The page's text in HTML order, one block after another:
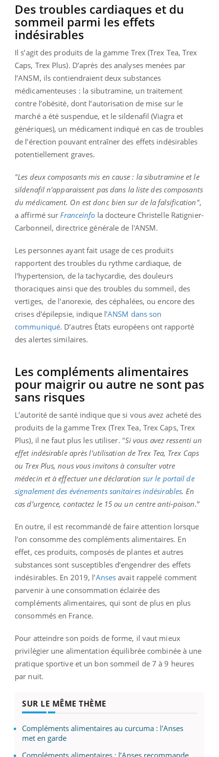
Des troubles cardiaques et du
sommeil parmi les effets
indésirables
Il s’agit des produits de la gamme Trex (Trex Tea, Trex
Caps, Trex Plus). D’après des analyses menées par
l’ANSM, ils contiendraient deux substances
médicamenteuses : la sibutramine, un traitement
contre l’obésité, dont l’autorisation de mise sur le
marché a été suspendue, et le sildenafil (Viagra et
génériques), un médicament indiqué en cas de troubles
de l’érection pouvant entraîner des effets indésirables
potentiellement graves.
"Les deux composants mis en cause : la sibutramine et le
sildenafil n'apparaissent pas dans la liste des composants
du médicament. On est donc bien sur de la falsification",
a affirmé sur Franceinfo la docteure Christelle Ratignier-
Carbonneil, directrice générale de l'ANSM.
Les personnes ayant fait usage de ces produits
rapportent des troubles du rythme cardiaque, de
l'hypertension, de la tachycardie, des douleurs
thoraciques ainsi que des troubles du sommeil, des
vertiges, de l'anorexie, des céphalées, ou encore des
crises d'épilepsie, indique l’ANSM dans son
communiqué. D’autres États européens ont rapporté
des alertes similaires.
Les compléments alimentaires
pour maigrir ou autre ne sont pas
sans risques
L’autorité de santé indique que si vous avez acheté des
produits de la gamme Trex (Trex Tea, Trex Caps, Trex
Plus), il ne faut plus les utiliser. "Si vous avez ressenti un
effet indésirable après l’utilisation de Trex Tea, Trex Caps
ou Trex Plus, nous vous invitons à consulter votre
médecin et à effectuer une déclaration sur le portail de
signalement des événements sanitaires indésirables. En
cas d’urgence, contactez le 15 ou un centre anti-poison.”
En outre, il est recommandé de faire attention lorsque
l’on consomme des compléments alimentaires. En
effet, ces produits, composés de plantes et autres
substances sont susceptibles d’engendrer des effets
indésirables. En 2019, l’Anses avait rappelé comment
parvenir à une consommation éclairée des
compléments alimentaires, qui sont de plus en plus
consommés en France.
Pour atteindre son poids de forme, il vaut mieux
privilégier une alimentation équilibrée combinée à une
pratique sportive et un bon sommeil de 7 à 9 heures
par nuit.
SUR LE MÊME THÈME
Compléments alimentaires au curcuma : l'Anses
met en garde
Compléments alimentaires : l’Anses recommande